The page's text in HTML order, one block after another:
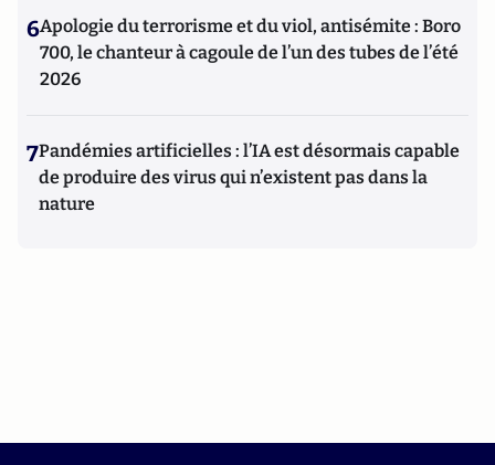
6Apologie du terrorisme et du viol, antisémite : Boro
700, le chanteur à cagoule de l’un des tubes de l’été
2026
7Pandémies artificielles : l’IA est désormais capable
de produire des virus qui n’existent pas dans la
nature